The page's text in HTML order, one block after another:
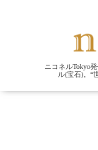
ニコネルTokyo
ル(宝石)。“